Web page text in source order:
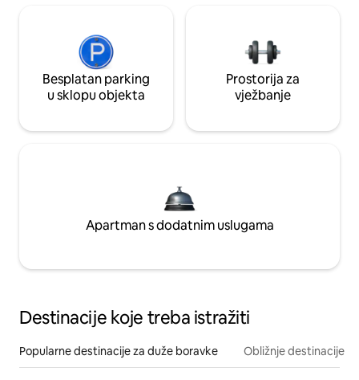
Besplatan parking
u sklopu objekta
Prostorija za
vježbanje
Apartman s dodatnim uslugama
Destinacije koje treba istražiti
Popularne destinacije za duže boravke Obližnje destinacije